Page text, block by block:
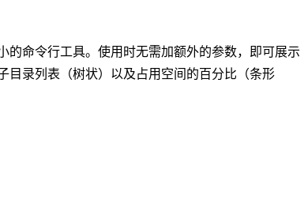
的命令行工具。使用时无需加额外的参数，即可展示
目录列表（树状）以及占用空间的百分比（条形